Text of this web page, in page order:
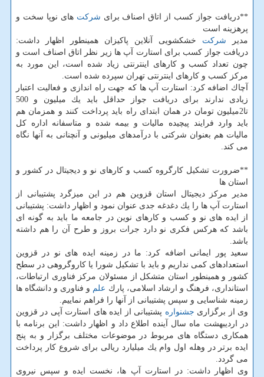
**دریافت جواز كسب از اتاق اصناف برای شركت های نوپا سخت و
پرهزینه است
مدیر شركت خشكشویی آنلاین پاكیزان همینطور اظهار داشت:
دریافت جواز كسب برای استارت آپ ها زیر نظر اتاق اصناف است و
چون تعداد كسب و كارهای اینترنتی زیاد شده است، این مورد به
مركز كسب و كارهای اینترنتی تهران سپرده شده است.
آچاك اضافه كرد: استارت آپ ها كه جهت راه اندازی و فعالیت اعتبار
زیادی ندارند برای دریافت جواز حداقل باید یك میلیون و 500
تا2میلیون تومان در همان ابتدای راه باید پرداخت كنند و همزمان هم
باید وارد فرایند پیچیده مالیات و بیمه شده و متاسفانه اداره كل
مالیات هم بعنوان شركتی با درآمدهای میلیونی و آنچنانی به آنها نگاه
می كند.
**ضرورت تشكیل كارگروه كسب و كارهای نو و دیجیتال در كشور و
استان ها
مدیر مركز دیجیتال استان قزوین هم در این میزگرد پشتیبانی از
استارت آپ ها را یك دغدغه جدی عنوان نمود و اظهار داشت: پشتیبانی
از ایده های نو و كسب و كارهای نوین در جامعه ما باید به گونه ای
باشد كه هركس فكری نو دارد جرات بروز و طرح آن را هم داشته
باشد.
سعید پور ایمانی اضافه كرد: ما در زمینه ایده های نو در قزوین
استعدادهای كمی نداریم و باید با تشكیل شورا یا كاروگروهی در سطح
كشور و همینطور استان متشكل از مسئولان مركز فناوری ارتباطات،
استانداری، فرهنگ و ارشاد اسلامی، پارك علم و فناوری و دانشگاه ها
زمینه شناسایی و سپس پشتیبانی از آنها را فراهم نماییم.
وی از برگزاری جشنواره پشتیبانی از ایده های استارت آپی در قزوین
در اردیبهشت ماه سال آینده اطلاع داد و اظهار داشت: این برنامه با
همكاری دستگاه های مربوط در موضوعات مختلف برگزار و به پنج
ایده برتر در وهله اول وام یك میلیارد ریالی برای شروع كار پرداخت
می گردد.
وی اظهار داشت: در استارت آپ ها، نخست ایده و سپس نیروی